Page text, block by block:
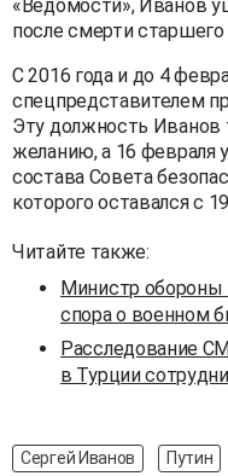
«Ведомости», Иванов
после смерти
С 2016 года и до 4
спецпредставителем
Эту должность Иванов
желанию, а 16 февраля
состава Совета
которого оставался с
Читайте также:
Министр обороны
спора о военном
Расследование
в Турции
Сергей Иванов Путин